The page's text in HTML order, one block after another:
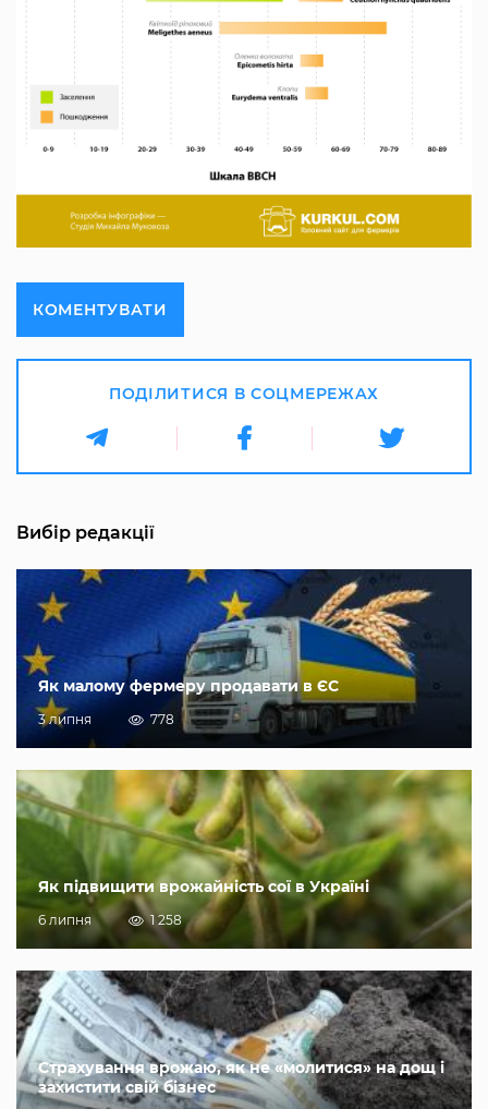
КОМЕНТУВАТИ
ПОДІЛИТИСЯ В СОЦМЕРЕЖАХ
Вибір редакції
Як малому фермеру продавати в ЄС
3 липня 778
Як підвищити врожайність сої в Україні
6 липня 1 258
Страхування врожаю, як не «молитися» на дощ і
захистити свій бізнес